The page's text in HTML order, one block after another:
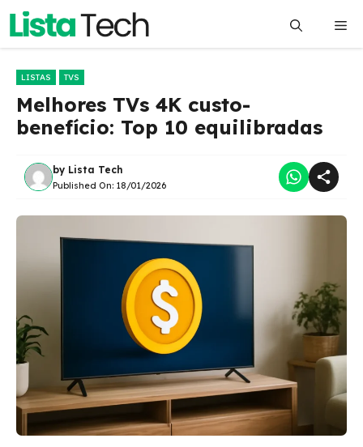
Pular
o
LISTAS TVS
Melhores TVs 4K custo-
benefício: Top 10 equilibradas
by Lista Tech
Published On: 18/01/2026